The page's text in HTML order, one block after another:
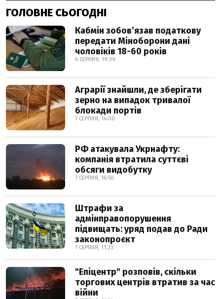
ГОЛОВНЕ СЬОГОДНІ
Кабмін зобовʼязав податкову
передати Міноборони дані
чоловіків 18-60 років
6 СЕРПНЯ, 19:39
Аграрії знайшли, де зберігати
зерно на випадок тривалої
блокади портів
7 СЕРПНЯ, 14:00
РФ атакувала Укрнафту:
компанія втратила суттєві
обсяги видобутку
7 СЕРПНЯ, 16:50
Штрафи за
адмінправопорушення
підвищать: уряд подав до Ради
законопроєкт
7 СЕРПНЯ, 11:23
"Епіцентр" розповів, скільки
торгових центрів втратив за час
війни